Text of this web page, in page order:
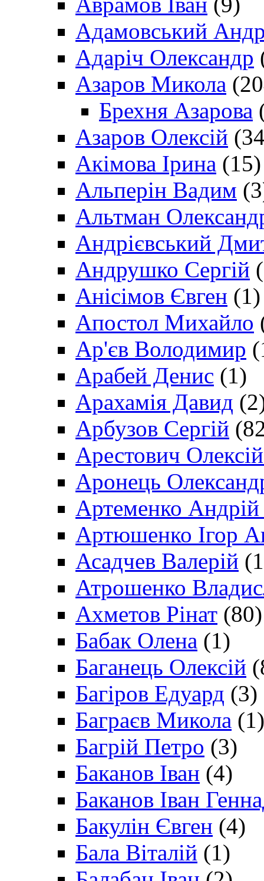
Адамовський
Адаріч Олександр
Азаров Микола
Брехня Азарова
Азаров Олексій
Акімова Ірина (15)
Альперін Вадим
Альтман
Андрієвський
Андрушко Сергій
Анісімов Євген (1)
Апостол Михайло
Ар'єв Володимир
Арабей Денис (1)
Арахамія Давид
Арбузов Сергій
Арестович
Аронець
Артеменко Андрій
Артюшенко Ігор
Асадчев Валерій
Атрошенко
Ахметов Рінат (80)
Бабак Олена (1)
Баганець Олексій
Багіров Едуард (3)
Баграєв Микола (1)
Багрій Петро (3)
Баканов Іван (4)
Баканов Іван
Бакулін Євген (4)
Бала Віталій (1)